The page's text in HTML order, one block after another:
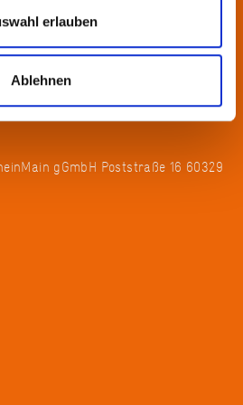
erlauben
Ablehnen
Kultur und fördert die
Projekte und setzt Impulse zu
gGmbH Poststraße 16 60329